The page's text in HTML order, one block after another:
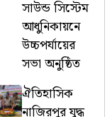
সাউন্ড সিস্টেম
আধুনিকায়নে
উচ্চপর্যায়ের
সভা অনুষ্ঠিত
ঐতিহাসিক
নাজিরপুর যুদ্ধ